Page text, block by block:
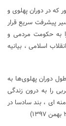
که در دوران پهلوی و
پیشرفت سریع قرار
به حکومت مردمی و
اسلامی ، بیانیه
دوران پهلوی‌ها به
را به درون زندگی
ای ، بند سادسا در